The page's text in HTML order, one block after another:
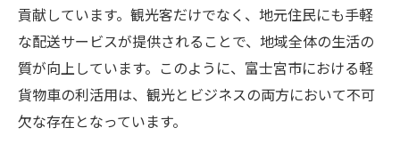
地域特有の輸送課題を解決する改造
富士宮市での軽貨物車改造の利点を深く掘り下
げる
軽貨物車改造によるコスト削減効果
業務ニーズに合わせたカスタマイズの重要
貢献しています。観光客だけでなく、地元住民にも手軽
な配送サービスが提供されることで、地域全体の生活の
質が向上しています。このように、富士宮市における軽
貨物車の利活用は、観光とビジネスの両方において不可
欠な存在となっています。